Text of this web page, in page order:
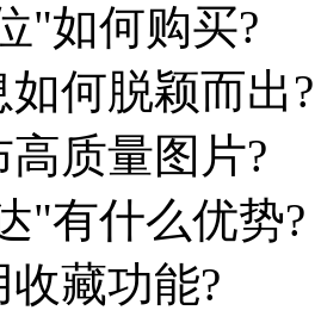
"如何购买?
何脱颖而出?
质量图片?
"有什么优势?
藏功能?